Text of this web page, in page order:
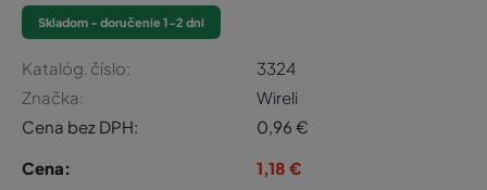
Skladom - doručenie 1-2 dni
Katalóg. číslo:
3324
Značka:
Wireli
Cena bez DPH:
0,96 €
Cena:
1,18 €